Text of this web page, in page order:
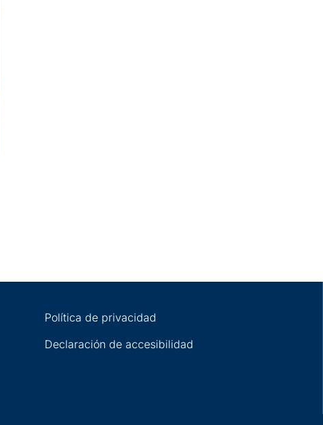
Política de privacidad
Declaración de accesibilidad